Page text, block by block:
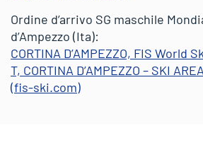
Ordine d’arrivo SG maschile
d’Ampezzo (Ita):
CORTINA D’AMPEZZO, FIS World
T, CORTINA D’AMPEZZO – SKI
(fis-ski.com)